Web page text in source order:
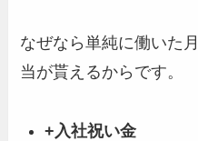
なぜなら単純に働いた
当が貰えるからです。
+入社祝い金